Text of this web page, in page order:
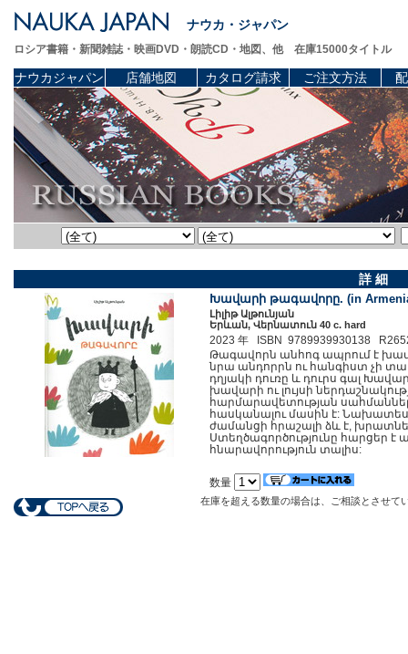
ナウカ・ジャパン
ロシア書籍・新聞雑誌・映画DVD・朗読CD・地図、他 在庫15000タイトル
ナウカジャパン 店舗地図 カタログ請求 ご注文方法
詳 細
Խավարի թագավորը. (in
Լիլիթ Ալթունյան
Երևան, Վերնատուն 40 c. hard
2023 年 ISBN 9789939930138
Թագավորն անհոգ ապրում է
նրա անդորրն ու հանգիստ չի
դղյակի դուռը և դուրս գալ
խավարի ու լույսի
հարմարավետության
հասկանալու մասին է:
ժամանցի հրաշալի ձև է,
Ստեղծագործությունը հարցեր
հնարավորություն տալիս:
数量
在庫を超える数量の場合は、ご相談とさせて